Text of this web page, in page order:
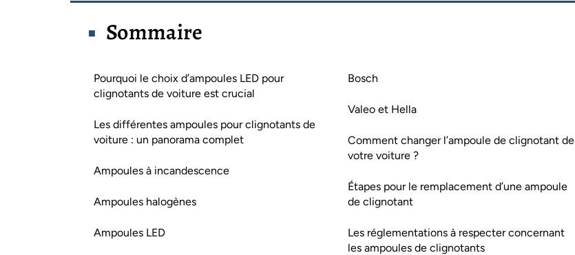
Sommaire
Pourquoi le choix d’ampoules LED pour
clignotants de voiture est crucial
Les différentes ampoules pour clignotants de
voiture : un panorama complet
Ampoules à incandescence
Ampoules halogènes
Ampoules LED
Bosch
Valeo et Hella
Comment changer l’ampoule de clignotant de
votre voiture ?
Étapes pour le remplacement d’une ampoule
de clignotant
Les réglementations à respecter concernant
les ampoules de clignotants